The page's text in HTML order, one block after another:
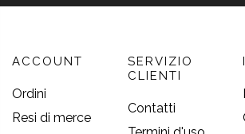
ACCOUNT
Ordini
Resi di merce
SERVIZIO
CLIENTI
Contatti